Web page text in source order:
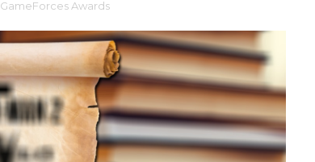
GameForces Awards